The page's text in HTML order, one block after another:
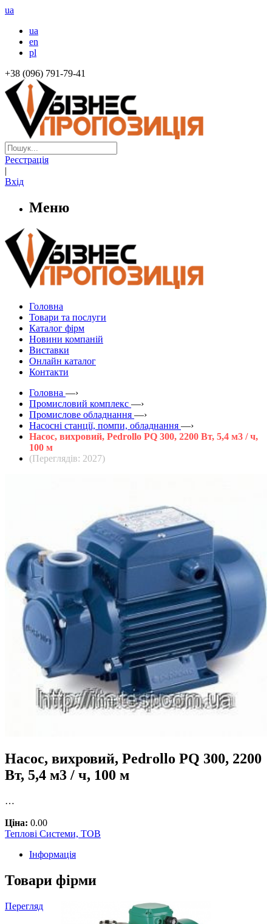
ua
ua
en
pl
+38 (096) 791-79-41
Реєстрація
|
Вхід
Меню
Головна
Товари та послуги
Каталог фірм
Новини компаній
Виставки
Онлайн каталог
Контакти
Головна —›
Промисловий комплекс —›
Промислове обладнання —›
Насосні станції, помпи, обладнання —›
Насос, вихровий, Pedrollo PQ 300, 2200 Вт, 5,4 м3 / ч,
100 м
(Переглядів: 2027)
Насос, вихровий, Pedrollo PQ 300, 2200
Вт, 5,4 м3 / ч, 100 м
…
Ціна: 0.00
Теплові Системи, ТОВ
Інформація
Товари фірми
Перегляд